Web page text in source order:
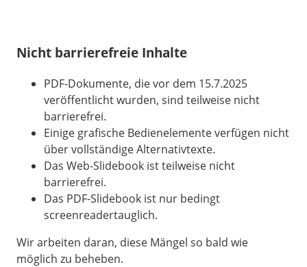
Nicht barrierefreie Inhalte
PDF-Dokumente, die vor dem 15.7.2025
veröffentlicht wurden, sind teilweise nicht
barrierefrei.
Einige grafische Bedienelemente verfügen nicht
über vollständige Alternativtexte.
Das Web-Slidebook ist teilweise nicht
barrierefrei.
Das PDF-Slidebook ist nur bedingt
screenreadertauglich.
Wir arbeiten daran, diese Mängel so bald wie
möglich zu beheben.